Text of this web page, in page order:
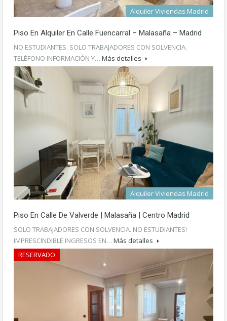
Alquiler Viviendas Madrid
Piso En Alquiler En Calle Fuencarral – Malasaña – Madrid
NO ESTUDIANTES. SOLO TRABAJADORES CON SOLVENCIA.
TELÉFONO INFORMACIÓN Y… Más detalles
1.200€ mes
Alquiler Viviendas Madrid
Piso En Calle De Valverde | Malasaña | Centro Madrid
SOLO TRABAJADORES CON SOLVENCIA. NO ESTUDIANTES!
IMPRESCINDIBLE INGRESOS EN… Más detalles
1.000€ mes
RESERVADO